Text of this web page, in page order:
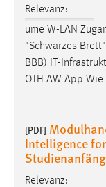
Relevanz:
ume W-LAN
"Schwarzes
BBB) IT-
OTH AW App
[PDF]
Intelligence
Relevanz: